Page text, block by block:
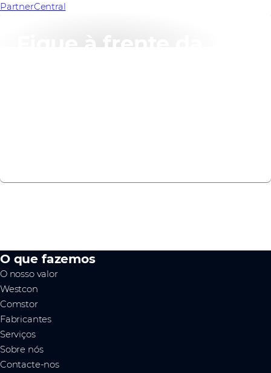
PartnerCentral
Fique à frente da
O que fazemos
O nosso valor
Westcon
Comstor
Fabricantes
Serviços
Sobre nós
Contacte-nos